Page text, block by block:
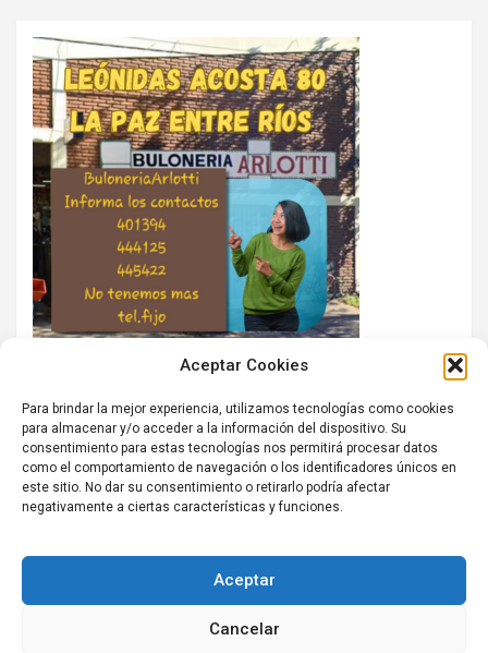
Aceptar Cookies
Para brindar la mejor experiencia, utilizamos tecnologías como cookies
para almacenar y/o acceder a la información del dispositivo. Su
consentimiento para estas tecnologías nos permitirá procesar datos
como el comportamiento de navegación o los identificadores únicos en
este sitio. No dar su consentimiento o retirarlo podría afectar
negativamente a ciertas características y funciones.
Aceptar
Cancelar